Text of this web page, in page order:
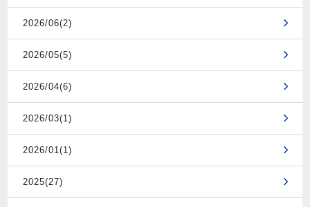
2026/06(2)
2026/05(5)
2026/04(6)
2026/03(1)
2026/01(1)
2025(27)